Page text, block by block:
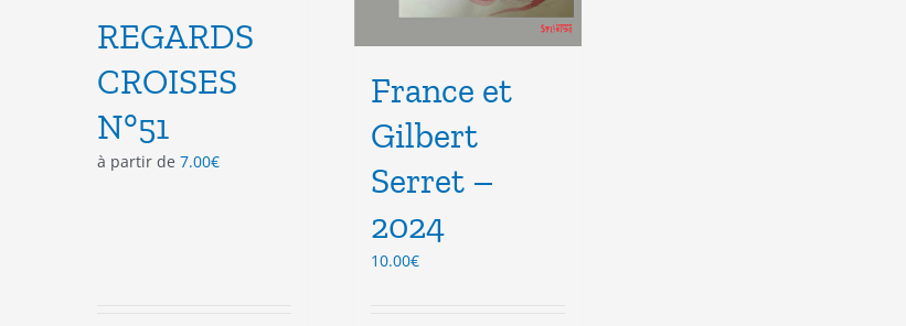
REGARDS
CROISES
N°51
à partir de 7.00€
France et
Gilbert
Serret –
2024
10.00€